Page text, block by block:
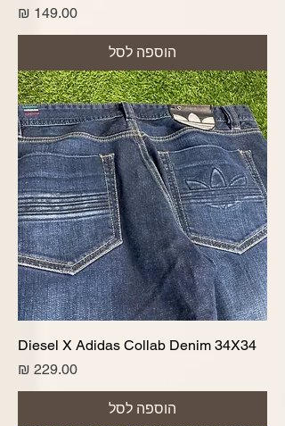
מחיר
הוספה לסל
Diesel X Adidas Collab Denim 34X34
מחיר
הוספה לסל